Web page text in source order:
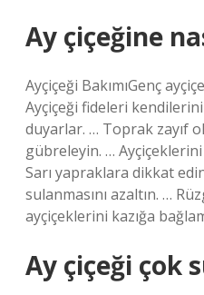
Ay çiçeğine
Ayçiçeği BakımıGenç
Ayçiçeği fideleri
duyarlar. … Toprak zayıf
gübreleyin. …
Sarı yapraklara dikkat
sulanmasını azaltın. …
ayçiçeklerini kazığa
Ay çiçeği çok